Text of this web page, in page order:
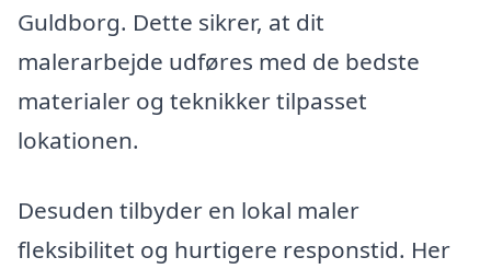
Guldborg. Dette sikrer, at dit
malerarbejde udføres med de bedste
materialer og teknikker tilpasset
lokationen.
Desuden tilbyder en lokal maler
fleksibilitet og hurtigere responstid. Her